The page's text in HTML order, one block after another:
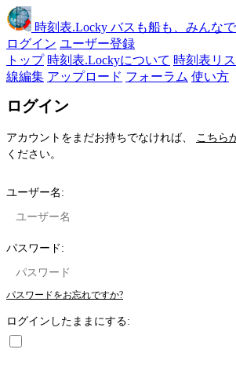
時刻表.Locky バスも船も、みんな
ログイン ユーザー登録
トップ 時刻表.Lockyについて 時刻表リス
線編集 アップロード フォーラム 使い方
ログイン
アカウントをまだお持ちでなければ、 こちら
ください。
ユーザー名:
パスワード:
パスワードをお忘れですか?
ログインしたままにする: